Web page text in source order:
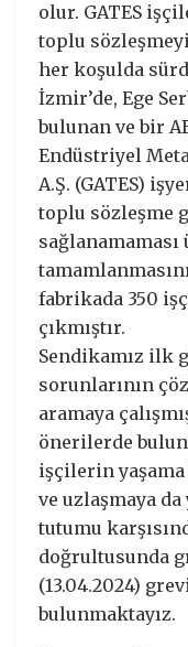
olur. GATES
toplu
her koşulda
İzmir’de, Ege
bulunan ve bir
Endüstriyel
A.Ş. (GATES)
toplu sözleşme
fabrikada 350
çıkmıştır.
Sendikamız ilk
sorunlarının
aramaya
önerilerde
işçilerin
ve uzlaşmaya da
tutumu
doğrultusunda
(13.04.2024)
bulunmaktayız.